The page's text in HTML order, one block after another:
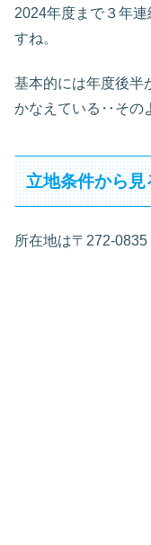
2024年度まで３年
すね。
基本的には年度後半
かなえている‥その
立地条件から
所在地は〒272-